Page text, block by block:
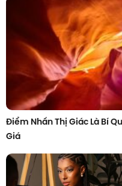
Điểm Nhấn Thị Giác Là Bí
Giá